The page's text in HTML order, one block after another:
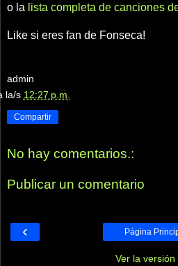
o la lista completa de canciones
Like si eres fan de Fonseca!
admin
la/s 12:27 p.m.
Compartir
No hay comentarios.:
Publicar un comentario
‹ Página
Ver la versión